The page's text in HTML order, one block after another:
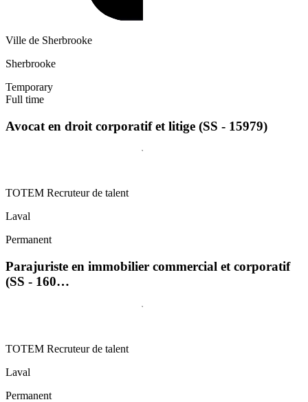
Ville de Sherbrooke
Sherbrooke
Temporary
Full time
Avocat en droit corporatif et litige (SS - 15979)
TOTEM Recruteur de talent
Laval
Permanent
Parajuriste en immobilier commercial et corporatif
(SS - 160…
TOTEM Recruteur de talent
Laval
Permanent